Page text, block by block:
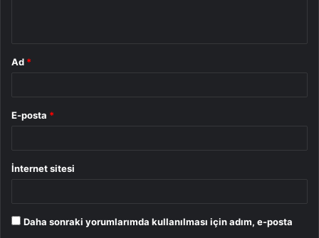
Ad *
E-posta *
İnternet sitesi
Daha sonraki yorumlarımda kullanılması için adım, e-posta